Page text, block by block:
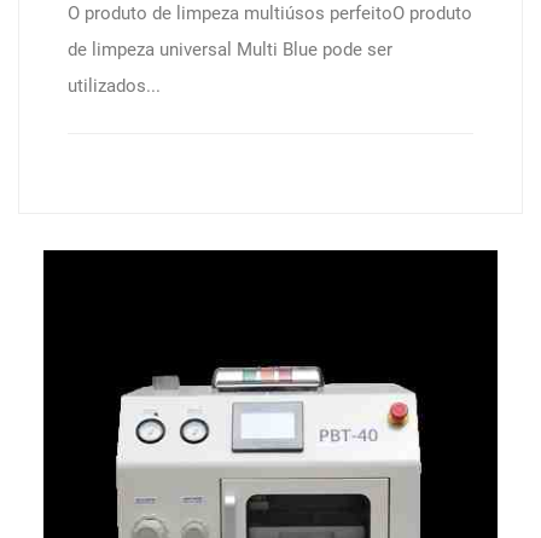
O produto de limpeza multiúsos perfeitoO produto
de limpeza universal Multi Blue pode ser
utilizados...